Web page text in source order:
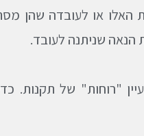
האלו או לעובדה שהן
הנאה שניתנה לעובד.
"רוחות" של תקנות.